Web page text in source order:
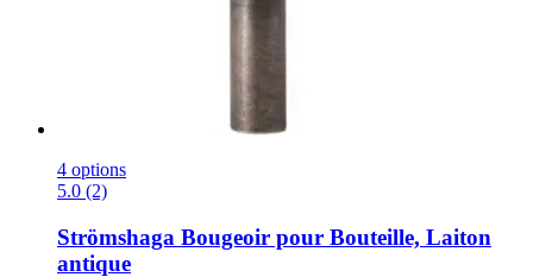
4 options
5.0 (2)
Strömshaga Bougeoir pour Bouteille, Laiton
antique